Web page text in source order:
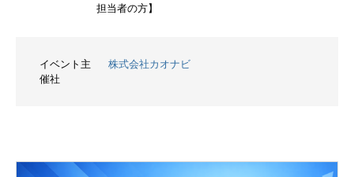
担当者の方】
イベント主
催社
株式会社カオナビ